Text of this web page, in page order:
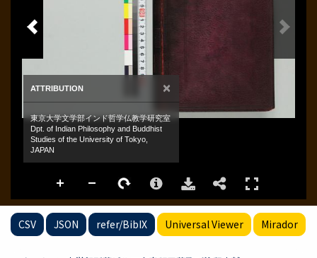
CSV JSON refer/BibIX Universal Viewer Mirador